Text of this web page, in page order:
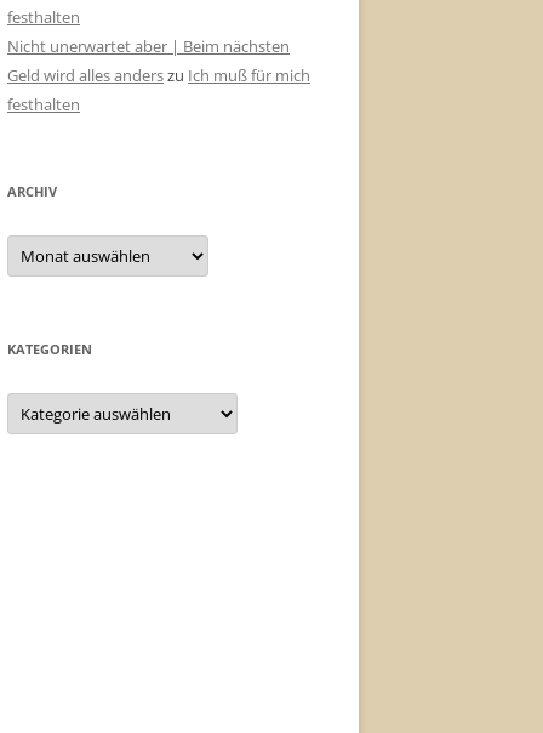
festhalten
Nicht unerwartet aber | Beim nächsten
Geld wird alles anderszu Ich muß für mich
festhalten
ARCHIV
Archiv
KATEGORIEN
Kategorien